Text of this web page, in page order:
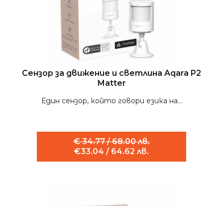
Сензор за движение и светлина Aqara P2
Matter
Един сензор, който говори езика на...
€ 34.77 / 68.00 лв.
€33.04 / 64.62 лв.